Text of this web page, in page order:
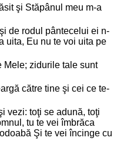
şi Stăpânul meu m-a
de rodul pântecelui ei n-
uita, Eu nu te voi uita pe
Mele; zidurile tale sunt
către tine şi cei ce te-
vezi: toţi se adună, toţi
tu te vei îmbrăca
Şi te vei încinge cu